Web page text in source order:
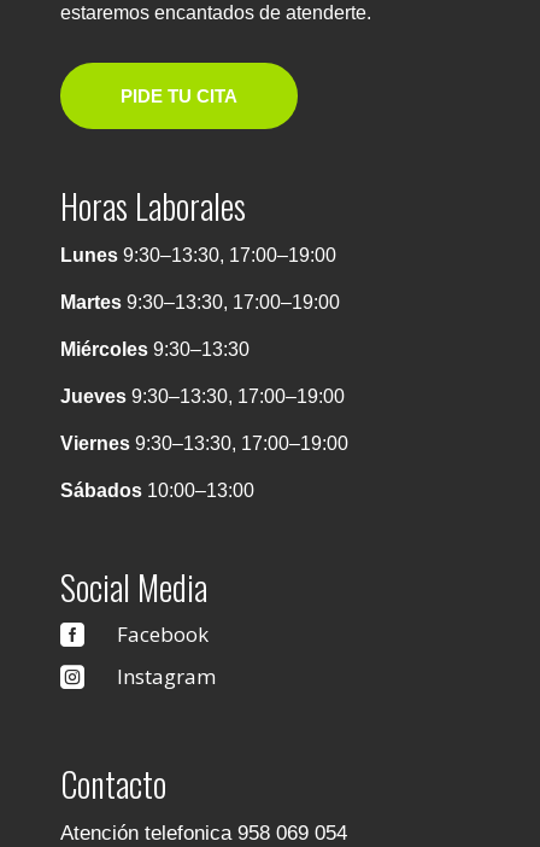
estaremos encantados de atenderte.
PIDE TU CITA
Horas Laborales
Lunes 9:30–13:30, 17:00–19:00
Martes 9:30–13:30, 17:00–19:00
Miércoles 9:30–13:30
Jueves 9:30–13:30, 17:00–19:00
Viernes 9:30–13:30, 17:00–19:00
Sábados 10:00–13:00
Social Media
 Facebook
 Instagram
Contacto
Atención telefonica 958 069 054